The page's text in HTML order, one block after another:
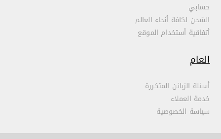
حسابي
الشحن لكافة أنحاء العالم
أتفاقية أستخدام الموقع
العام
أسئلة الزبائن المتكررة
خدمة العملاء
سياسة الخصوصية